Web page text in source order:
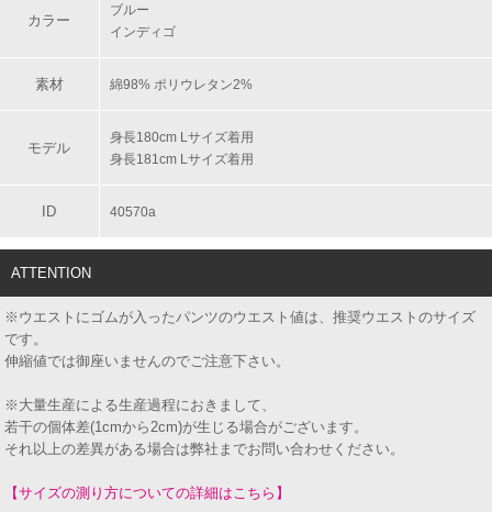
カラー
ブルー
インディゴ
素材 綿98% ポリウレタン2%
モデル
身長180cm Lサイズ着用
身長181cm Lサイズ着用
ID 40570a
ATTENTION
※ウエストにゴムが入ったパンツのウエスト値は、推奨ウエストのサイズ
です。
伸縮値では御座いませんのでご注意下さい。
※大量生産による生産過程におきまして、
若干の個体差(1cmから2cm)が生じる場合がございます。
それ以上の差異がある場合は弊社までお問い合わせください。
【サイズの測り方についての詳細はこちら】